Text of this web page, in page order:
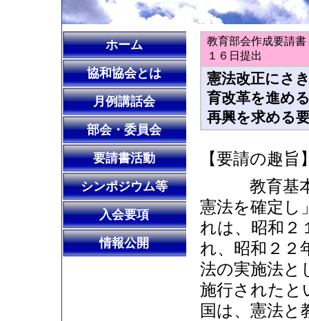
ホーム
協和協会とは
月例講話会
部会・委員会
要請書活動
シンポジウム等
入会要項
情報公開
教育部会作成要請
１６日提出
憲法改正にさ
育改革を進め
再興を求める
【要請の趣旨
教育基本
憲法を確定
れは、昭和２
れ、昭和２２
法の実施法と
施行されたと
国は、憲法と